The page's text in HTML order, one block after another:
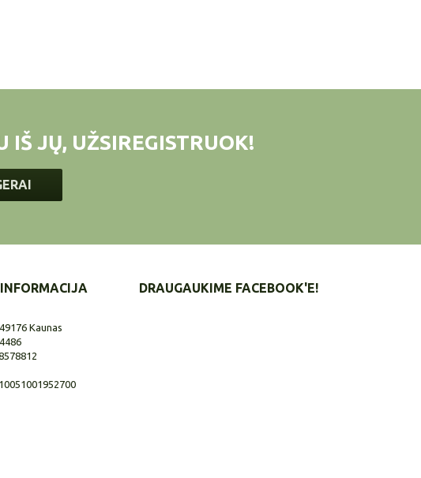
JŲ, UŽSIREGISTRUOK!
Kaunas
DRAUGAUKIME FACEBOOK'E!